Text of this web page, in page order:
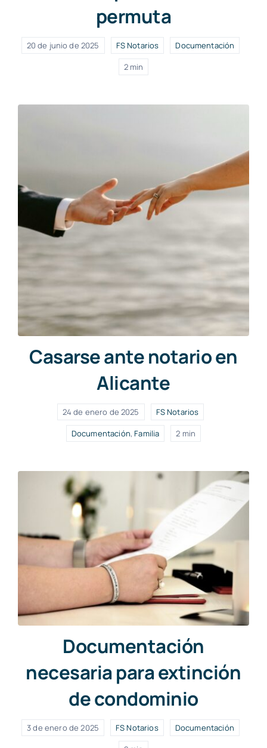
permuta
20 de junio de 2025 FS Notarios
Documentación
2 min
Casarse ante notario en
Alicante
24 de enero de 2025
FS Notarios
Documentación,Familia 2 min
Documentación
necesaria para extinción
de condominio
3 de enero de 2025 FS Notarios
Documentación